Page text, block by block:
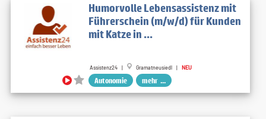
Humorvolle Lebensassistenz mit
Führerschein (m/w/d) für Kunden
mit Katze in ...
Assistenz24 | Gramatneusiedl | NEU
Autonomie mehr ...